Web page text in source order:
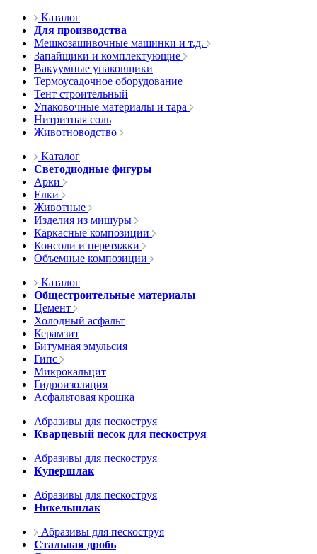
Каталог
Для производства
Мешкозашивочные машинки и т.д.
Запайщики и комплектующие
Вакуумные упаковщики
Термоусадочное оборудование
Тент строительный
Упаковочные материалы и тара
Нитритная соль
Животноводство
Каталог
Светодиодные фигуры
Арки
Елки
Животные
Изделия из мишуры
Каркасные композиции
Консоли и перетяжки
Объемные композиции
Каталог
Общестроительные материалы
Цемент
Холодный асфальт
Керамзит
Битумная эмульсия
Гипс
Микрокальцит
Гидроизоляция
Асфальтовая крошка
Абразивы для пескоструя
Кварцевый песок для пескоструя
Абразивы для пескоструя
Купершлак
Абразивы для пескоструя
Никельшлак
Абразивы для пескоструя
Стальная дробь